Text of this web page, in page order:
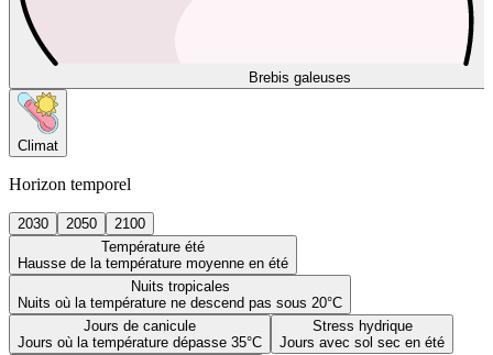
Brebis galeuses
Climat
Horizon temporel
2030 2050
2100
Température été
Hausse de la température moyenne en été
Nuits tropicales
Nuits où la température ne descend pas sous 20°C
Jours de canicule
Jours où la température dépasse 35°C
Stress hydrique
Jours avec sol sec en été